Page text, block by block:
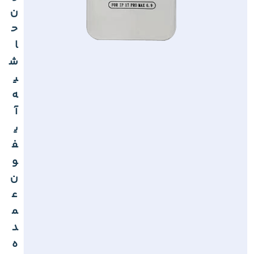
ن
ح
ا
ش
ی
ه
آ
ی
ف
و
ن
ع
م
د
ه